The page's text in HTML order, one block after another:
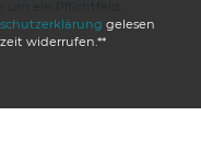
gelesen
widerrufen.**